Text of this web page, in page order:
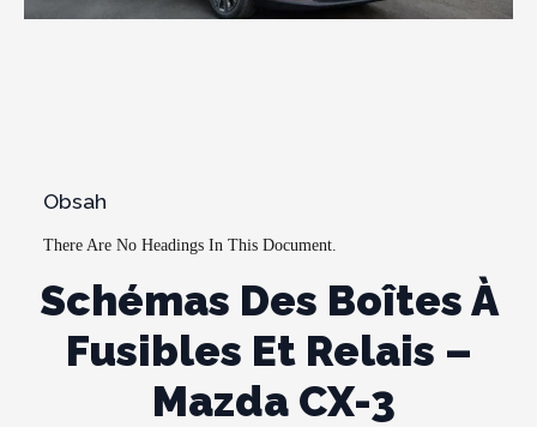
Obsah
There Are No Headings In This Document.
Schémas Des Boîtes À
Fusibles Et Relais –
Mazda CX-3